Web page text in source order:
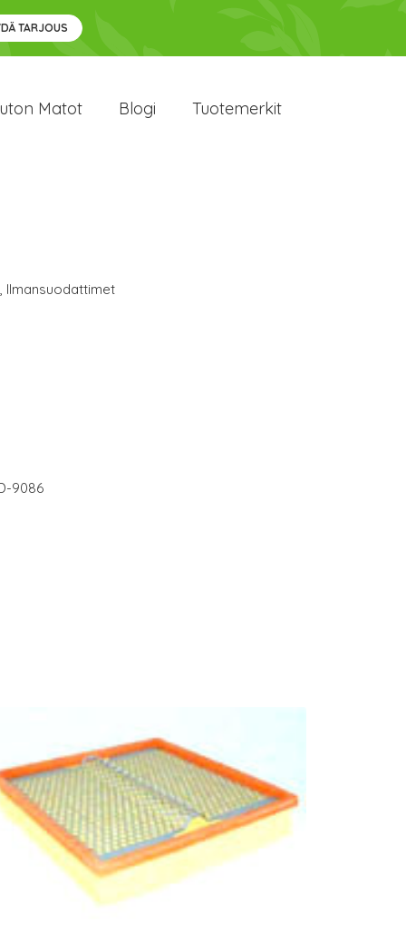
TARJOUS
Matot Blogi Tuotemerkit
, Ilmansuodattimet
9086